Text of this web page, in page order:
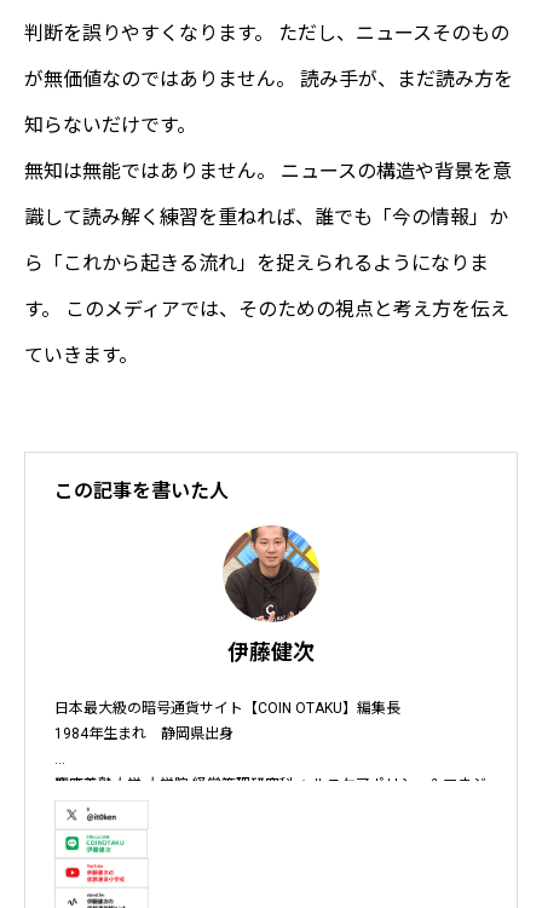
判断を誤りやすくなります。 ただし、ニュースそのもの
が無価値なのではありません。 読み手が、まだ読み方を
知らないだけです。
無知は無能ではありません。 ニュースの構造や背景を意
識して読み解く練習を重ねれば、誰でも「今の情報」か
ら「これから起きる流れ」を捉えられるようになりま
す。 このメディアでは、そのための視点と考え方を伝え
ていきます。
この記事を書いた人
伊藤健次
日本最大級の暗号通貨サイト【COIN OTAKU】編集長
1984年生まれ　静岡県出身
慶應義塾大学 大学院 経営管理研究科 ヘルスケアポリシー＆マネジ
メント集中コース終了
株式会社ソクラテス 代表取締役 / 国内企業暗号資産事業顧問 / 暗
号資産取引所アドバイザー / 暗号資産投資アナリスト / Fintechコ
ンサルタント / 暗号資産非公式アーティスト /YouTuber